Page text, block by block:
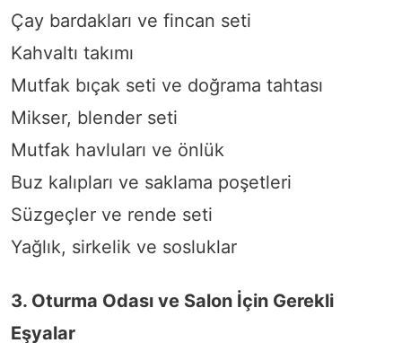
Çay bardakları ve fincan seti
Kahvaltı takımı
Mutfak bıçak seti ve doğrama tahtası
Mikser, blender seti
Mutfak havluları ve önlük
Buz kalıpları ve saklama poşetleri
Süzgeçler ve rende seti
Yağlık, sirkelik ve sosluklar
3. Oturma Odası ve Salon İçin Gerekli
Eşyalar